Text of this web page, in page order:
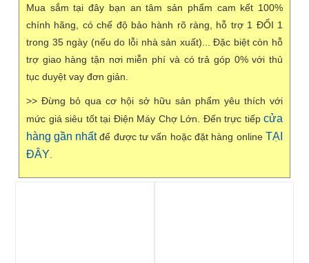
Mua sắm tại đây bạn an tâm sản phẩm cam kết 100%
chính hãng, có chế độ bảo hành rõ ràng, hỗ trợ 1 ĐỔI 1
trong 35 ngày (nếu do lỗi nhà sản xuất)... Đặc biệt còn hỗ
trợ giao hàng tận nơi miễn phí và có trả góp 0% với thủ
tục duyệt vay đơn giản.
>> Đừng bỏ qua cơ hội sở hữu sản phẩm yêu thích với
mức giá siêu tốt tại Điện Máy Chợ Lớn. Đến trực tiếp cửa
hàng gần nhấtđể được tư vấn hoặc đặt hàng online TẠI
ĐÂY